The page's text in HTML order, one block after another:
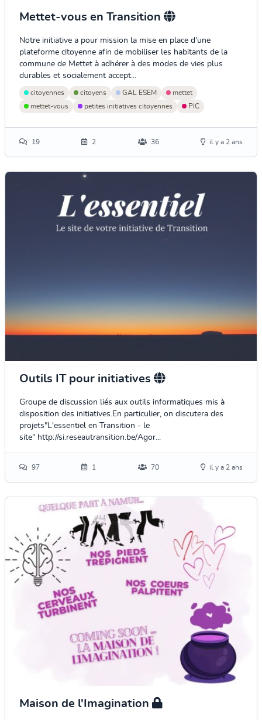
Mettet-vous en Transition
Notre initiative a pour mission la mise en place d'une
plateforme citoyenne afin de mobiliser les habitants de la
commune de Mettet à adhérer à des modes de vies plus
durables et socialement accept...
citoyennes citoyens GAL ESEM
mettet
mettet-vous
petites initiatives citoyennes PIC
19 2 36 il y a 2 ans
Outils IT pour initiatives
Groupe de discussion liés aux outils informatiques mis à
disposition des initiatives.En particulier, on discutera des
projets"L'essentiel en Transition - le
site" http://si.reseautransition.be/Agor...
97 1 70 il y a 2 ans
Maison de l'Imagination